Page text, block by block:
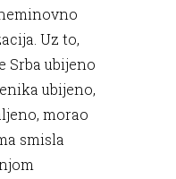
Uz to,
Srba ubijeno
ubijeno,
morao
smisla